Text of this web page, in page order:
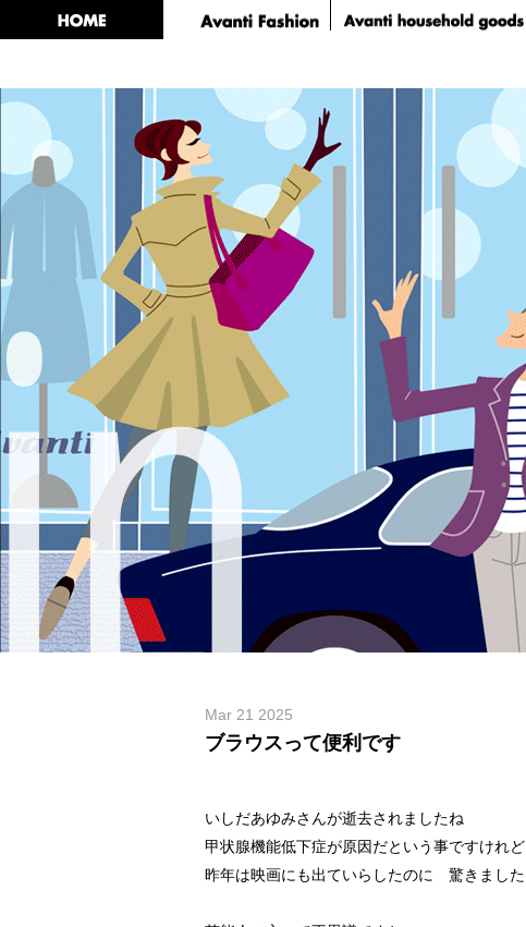
Mar 21 2025
ブラウスって便利です
いしだあゆみさんが逝去されましたね
甲状腺機能低下症が原因だという事ですけれど
昨年は映画にも出ていらしたのに 驚きました